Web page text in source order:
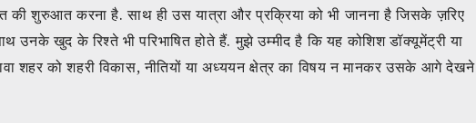
शुरुआत करना है. साथ ही उस यात्रा और प्रक्रिया को भी जानना है जिसके ज़रिए
खुद के रिश्ते भी परिभाषित होते हैं. मुझे उम्मीद है कि यह कोशिश डॉक्यूमेंट्री या
शहर को शहरी विकास, नीतियों या अध्ययन क्षेत्र का विषय न मानकर उसके आगे देखने